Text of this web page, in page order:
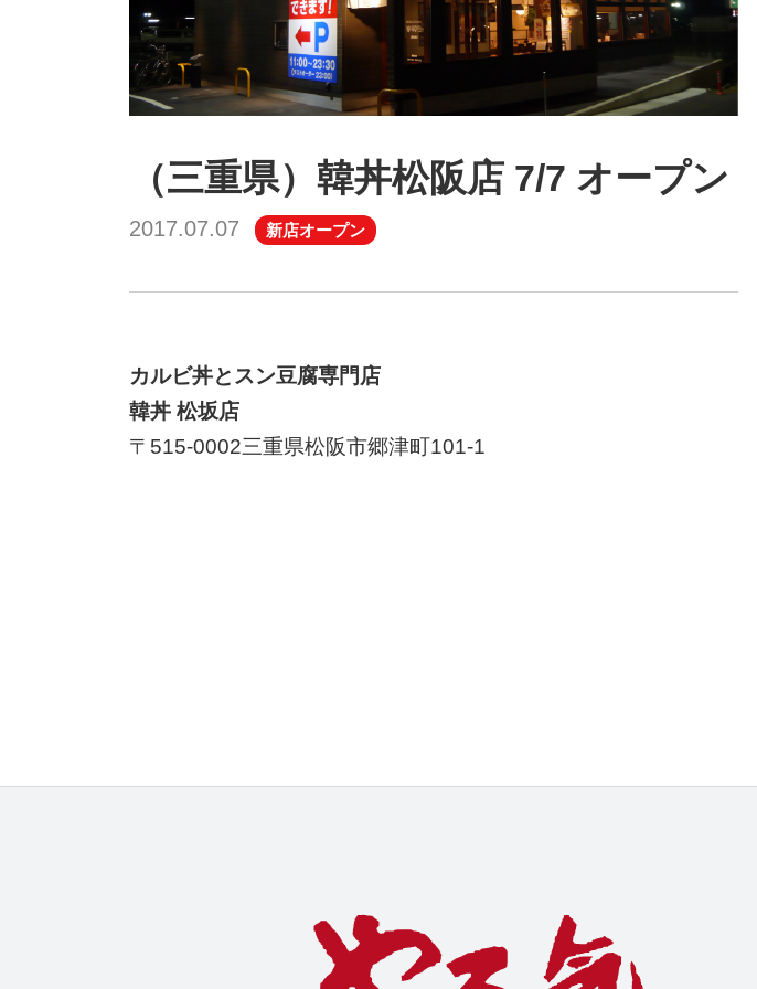
（三重県）韓丼松阪店 7/7 オープン
2017.07.07 新店オープン
カルビ丼とスン豆腐専門店
韓丼 松坂店
〒515-0002三重県松阪市郷津町101-1